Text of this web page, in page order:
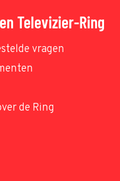
Televizier-Ring
vragen
de Ring